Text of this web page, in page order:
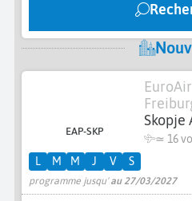
EAP-SKP
Skopje
≃ 16
programme jusqu'au 27/03/2027
L M M J V S